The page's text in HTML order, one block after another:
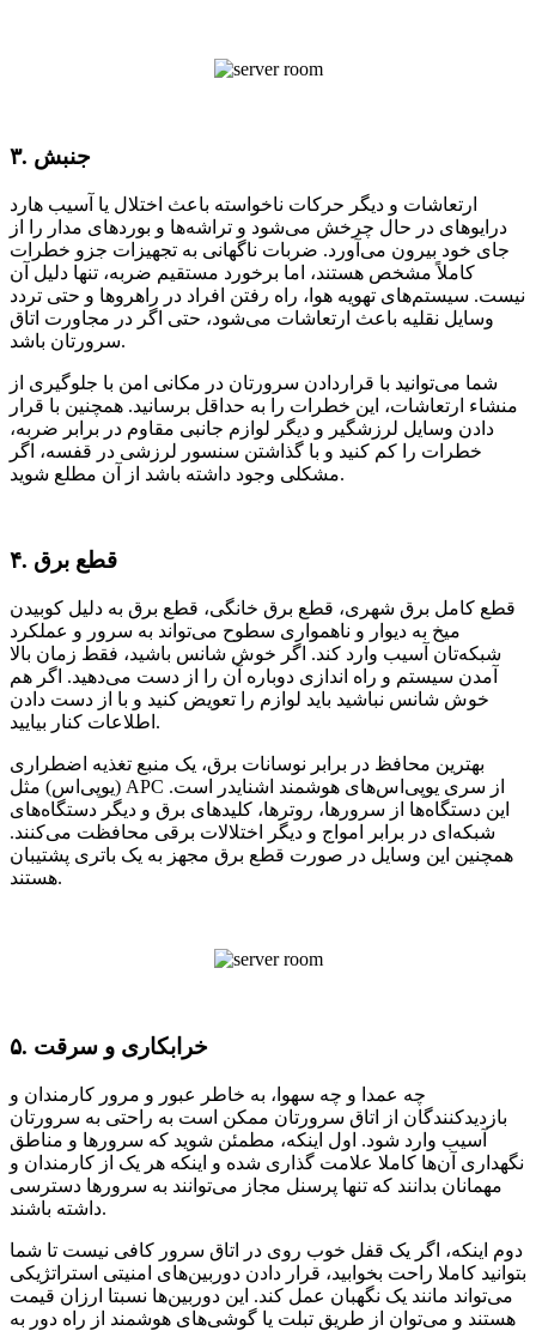
۳. جنبش
ارتعاشات و دیگر حرکات نا‌خواسته باعث اختلال یا آسیب هارد
درایو‌های در حال چرخش می‌شود و تراشه‌ها و بورد‌های مدار را از
جای خود بیرون می‌آورد. ضربات ناگهانی به تجهیزات جزو خطرات
کاملاً مشخص هستند‌، اما برخورد مستقیم ضربه، تنها دلیل آن
نیست. سیستم‌های تهویه هوا‌، راه رفتن افراد در راهرو‌ها و حتی تردد
وسایل نقلیه باعث ارتعاشات می‌شود، حتی اگر در مجاورت اتاق
سرورتان باشد.
شما می‌توانید با قراردادن سرورتان در مکانی امن با جلوگیری از
منشاء ارتعاشات، این خطرات را به حداقل برسانید. همچنین با قرار‌
د‌ادن وسایل لرزشگیر و دیگر لوازم جانبی مقاوم در برابر ضربه،
خطرات را کم کنید و با گذاشتن سنسور لرزشی در قفسه، اگر
مشکلی وجود داشته باشد از آن مطلع شوید.
۴. قطع برق
قطع کامل برق شهری، قطع برق خانگی، قطع برق به دلیل کوبیدن
میخ به دیوار و ناهمواری سطوح می‌تواند به سرور و عملکرد
شبکه‌تان آسیب وارد کند‌. اگر خوش شانس باشید‌، فقط زمان بالا
آمدن سیستم و راه اندازی دوباره آن را از دست می‌دهید. اگر هم
خوش شانس نباشید باید لوازم را تعویض کنید و با از دست دادن
اطلاعات کنار بیایید.
بهترین محافظ در برابر نوسانات برق، یک منبع تغذیه اضطراری
(‌یو‌پی‌اس‌‌) مثل APC از سری یو‌پی‌اس‌های هوشمند اشنایدر است.
این دستگاه‌ها از سرور‌ها، روتر‌ها، کلید‌های برق و دیگر دستگاه‌های
شبکه‌ای در برابر امواج و دیگر اختلالات برقی محافظت می‌کنند.
همچنین این وسایل در صورت قطع برق مجهز به یک باتری پشتیبان
هستند.
۵. خرابکاری و سرقت
چه عمدا و چه سهوا، به خاطر عبور و مرور کارمندان و
بازدید‌کنندگان از اتاق سرورتان ممکن است به راحتی به سرورتان
آسیب وارد شود. اول اینکه، مطمئن شوید که سرور‌ها و مناطق
نگهداری آن‌ها کاملا علامت گذاری شده و اینکه هر یک از کارمندان و
مهمانان بدانند که تنها پرسنل‌ مجاز می‌توانند به سرور‌ها دسترسی
داشته باشند.
دوم اینکه، اگر یک قفل خوب روی در اتاق سرور کافی نیست تا شما
بتوانید کاملا راحت بخوابید، قرار دادن دوربین‌های امنیتی استراتژیکی
می‌تواند مانند یک نگهبان عمل کند. این دوربین‌ها نسبتا ارزان قیمت
هستند و می‌توان از طریق تبلت یا گوشی‌های هوشمند از راه دور به